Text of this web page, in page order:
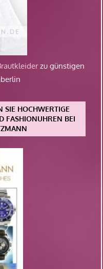
zu günstigen
SIE HOCHWERTIGE
FASHIONUHREN BEI